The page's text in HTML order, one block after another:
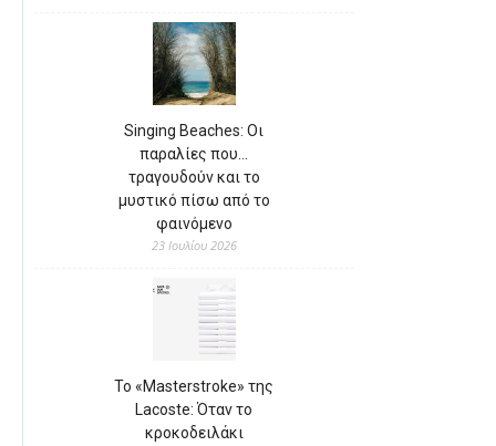
Singing Beaches: Οι
παραλίες που…
τραγουδούν και το
μυστικό πίσω από το
φαινόμενο
23 Ιουλίου 2026
Το «Masterstroke» της
Lacoste: Όταν το
κροκοδειλάκι